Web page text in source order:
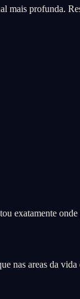
mais profunda.
exatamente onde
nas areas da